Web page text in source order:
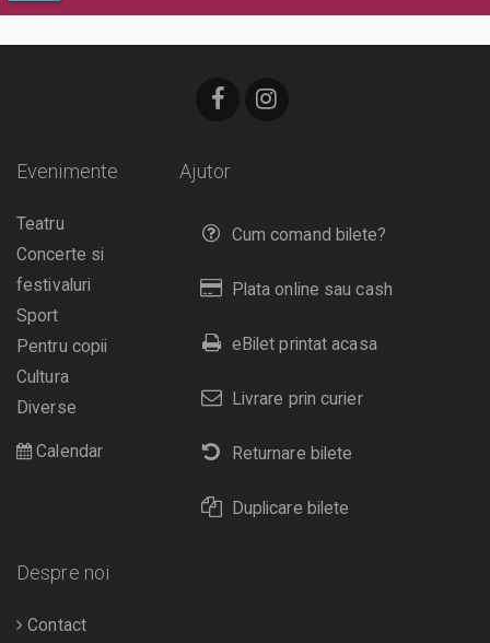
Ajutor
Cum comand bilete?
Plata online sau cash
eBilet printat acasa
Livrare prin curier
Returnare bilete
Duplicare bilete
Evenimente
Teatru
Concerte si
festivaluri
Sport
Pentru copii
Cultura
Diverse
Calendar
Despre noi
Contact